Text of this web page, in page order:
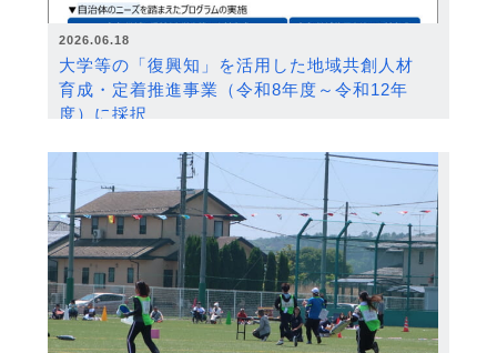
2026.06.18
大学等の「復興知」を活用した地域共創人材
育成・定着推進事業（令和8年度～令和12年
度）に採択